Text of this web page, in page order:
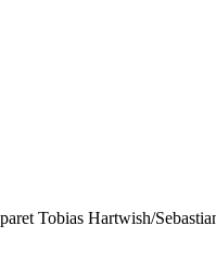
Tobias Hartwish/